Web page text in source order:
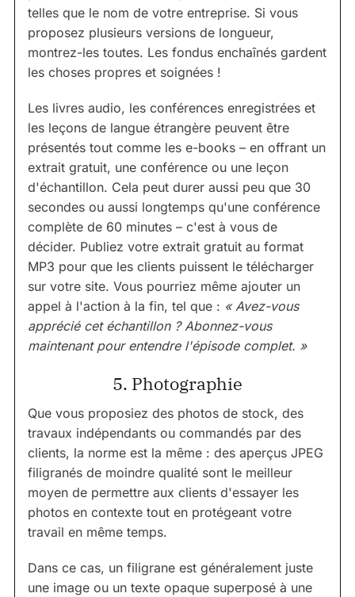
telles que le nom de votre entreprise. Si vous
proposez plusieurs versions de longueur,
montrez-les toutes. Les fondus enchaînés gardent
les choses propres et soignées !
Les livres audio, les conférences enregistrées et
les leçons de langue étrangère peuvent être
présentés tout comme les e-books – en offrant un
extrait gratuit, une conférence ou une leçon
d'échantillon. Cela peut durer aussi peu que 30
secondes ou aussi longtemps qu'une conférence
complète de 60 minutes – c'est à vous de
décider. Publiez votre extrait gratuit au format
MP3 pour que les clients puissent le télécharger
sur votre site. Vous pourriez même ajouter un
appel à l'action à la fin, tel que : « Avez-vous
apprécié cet échantillon ? Abonnez-vous
maintenant pour entendre l'épisode complet. »
5. Photographie
Que vous proposiez des photos de stock, des
travaux indépendants ou commandés par des
clients, la norme est la même : des aperçus JPEG
filigranés de moindre qualité sont le meilleur
moyen de permettre aux clients d'essayer les
photos en contexte tout en protégeant votre
travail en même temps.
Dans ce cas, un filigrane est généralement juste
une image ou un texte opaque superposé à une